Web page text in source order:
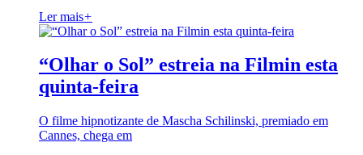
Ler mais+
“Olhar o Sol” estreia na Filmin esta
quinta-feira
O filme hipnotizante de Mascha Schilinski, premiado em
Cannes, chega em